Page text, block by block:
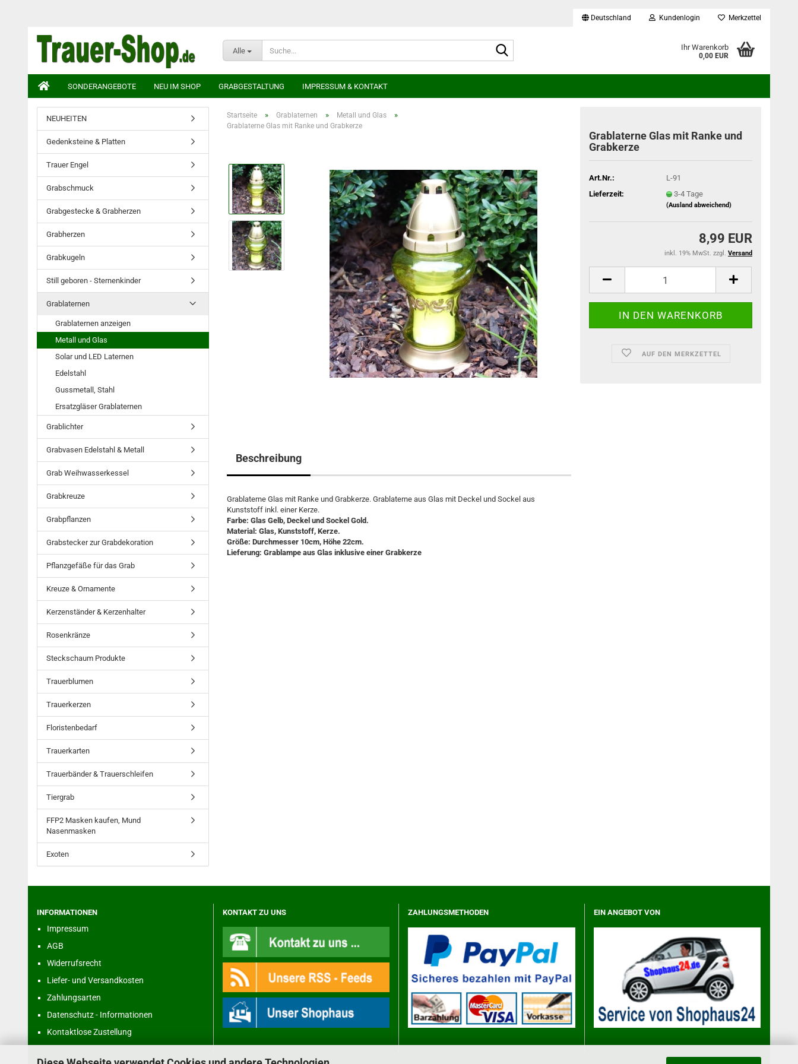
Deutschland Kundenlogin Merkzettel
Alle Ihr Warenkorb
0,00 EUR
SONDERANGEBOTE NEU IM SHOP GRABGESTALTUNG IMPRESSUM & KONTAKT
Startseite » Grablaternen » Metall und Glas »
Grablaterne Glas mit Ranke und Grabkerze
Grablaterne Glas mit Ranke und
Grabkerze
Art.Nr.:
L-91
Lieferzeit:
3-4 Tage
(Ausland abweichend)
8,99 EUR
inkl. 19% MwSt. zzgl. Versand
AUF DEN MERKZETTEL
Beschreibung
Grablaterne Glas mit Ranke und Grabkerze. Grablaterne aus Glas mit Deckel und Sockel aus
Kunststoff inkl. einer Kerze.
Farbe: Glas Gelb, Deckel und Sockel Gold.
Material: Glas, Kunststoff, Kerze.
Größe: Durchmesser 10cm, Höhe 22cm.
Lieferung: Grablampe aus Glas inklusive einer Grabkerze
NEUHEITEN
Gedenksteine & Platten
Trauer Engel
Grabschmuck
Grabgestecke & Grabherzen
Grabherzen
Grabkugeln
Still geboren - Sternenkinder
Grablaternen
Grablaternen anzeigen
Metall und Glas
Solar und LED Laternen
Edelstahl
Gussmetall, Stahl
Ersatzgläser Grablaternen
Grablichter
Grabvasen Edelstahl & Metall
Grab Weihwasserkessel
Grabkreuze
Grabpflanzen
Grabstecker zur Grabdekoration
Pflanzgefäße für das Grab
Kreuze & Ornamente
Kerzenständer & Kerzenhalter
Rosenkränze
Steckschaum Produkte
Trauerblumen
Trauerkerzen
Floristenbedarf
Trauerkarten
Trauerbänder & Trauerschleifen
Tiergrab
FFP2 Masken kaufen, Mund
Nasenmasken
Exoten
INFORMATIONEN
Impressum
AGB
Widerrufsrecht
Liefer- und Versandkosten
Zahlungsarten
Datenschutz - Informationen
Kontaktlose Zustellung
KONTAKT ZU UNS ZAHLUNGSMETHODEN EIN ANGEBOT VON